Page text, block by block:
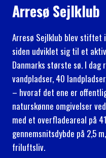
Arresø Sejlklub
Arresø Sejlklub blev stiftet
siden udviklet sig til et
Danmarks største sø. I dag
vandpladser, 40
– hvoraf det ene er
naturskønne omgivelser
med et overfladeareal på
gennemsnitsdybde på 2,5
friluftsliv.